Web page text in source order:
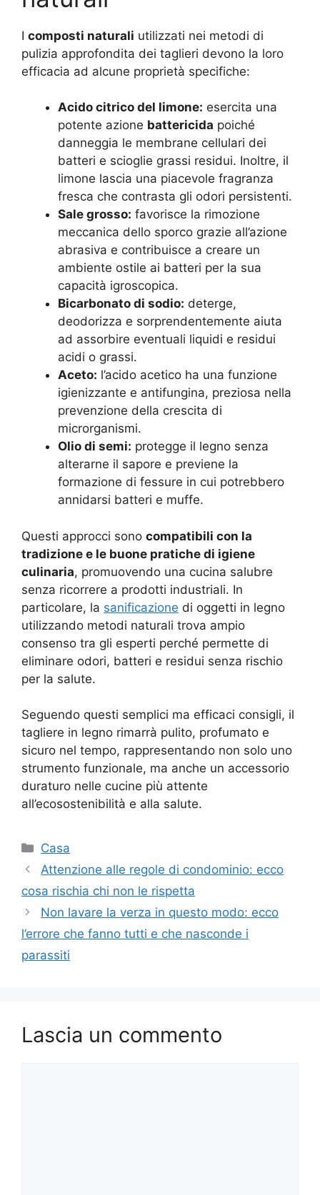
I composti naturali utilizzati nei metodi di
pulizia approfondita dei taglieri devono la loro
efficacia ad alcune proprietà specifiche:
Acido citrico del limone: esercita una
potente azione battericida poiché
danneggia le membrane cellulari dei
batteri e scioglie grassi residui. Inoltre, il
limone lascia una piacevole fragranza
fresca che contrasta gli odori persistenti.
Sale grosso: favorisce la rimozione
meccanica dello sporco grazie all’azione
abrasiva e contribuisce a creare un
ambiente ostile ai batteri per la sua
capacità igroscopica.
Bicarbonato di sodio: deterge,
deodorizza e sorprendentemente aiuta
ad assorbire eventuali liquidi e residui
acidi o grassi.
Aceto: l’acido acetico ha una funzione
igienizzante e antifungina, preziosa nella
prevenzione della crescita di
microrganismi.
Olio di semi: protegge il legno senza
alterarne il sapore e previene la
formazione di fessure in cui potrebbero
annidarsi batteri e muffe.
Questi approcci sono compatibili con la
tradizione e le buone pratiche di igiene
culinaria, promuovendo una cucina salubre
senza ricorrere a prodotti industriali. In
particolare, la sanificazione di oggetti in legno
utilizzando metodi naturali trova ampio
consenso tra gli esperti perché permette di
eliminare odori, batteri e residui senza rischio
per la salute.
Seguendo questi semplici ma efficaci consigli, il
tagliere in legno rimarrà pulito, profumato e
sicuro nel tempo, rappresentando non solo uno
strumento funzionale, ma anche un accessorio
duraturo nelle cucine più attente
all’ecosostenibilità e alla salute.
Categorie
Casa
Attenzione alle regole di condominio: ecco
cosa rischia chi non le rispetta
Non lavare la verza in questo modo: ecco
l’errore che fanno tutti e che nasconde i
parassiti
Lascia un commento